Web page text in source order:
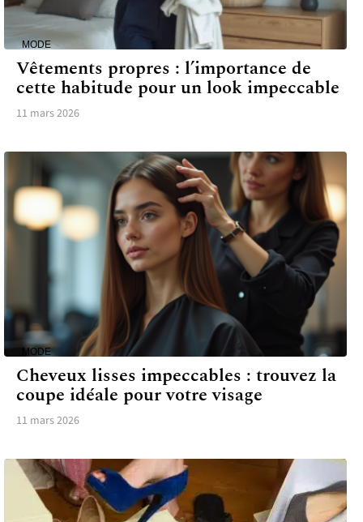
MODE
Vêtements propres : l’importance de
cette habitude pour un look impeccable
11 mars 2026
MODE
Cheveux lisses impeccables : trouvez la
coupe idéale pour votre visage
11 mars 2026